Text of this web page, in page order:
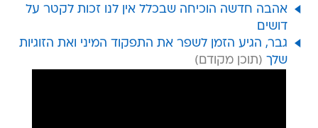
אהבה חדשה הוכיחה שבכלל אין לנו זכות לקטר על
דושים
גבר, הגיע הזמן לשפר את התפקוד המיני ואת הזוגיות
שלך